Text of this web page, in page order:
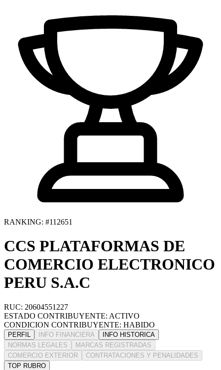
RANKING: #112651
CCS PLATAFORMAS DE
COMERCIO ELECTRONICO
PERU S.A.C
RUC: 20604551227
ESTADO CONTRIBUYENTE: ACTIVO
CONDICION CONTRIBUYENTE: HABIDO
PERFIL INFO FINANCIERA
INFO HISTORICA
NORMAS LEGALES
MARCAS REGISTRADAS
COMERCIO EXTERIOR
CONTRATACIONES Y PENALIDADES
TOP RUBRO